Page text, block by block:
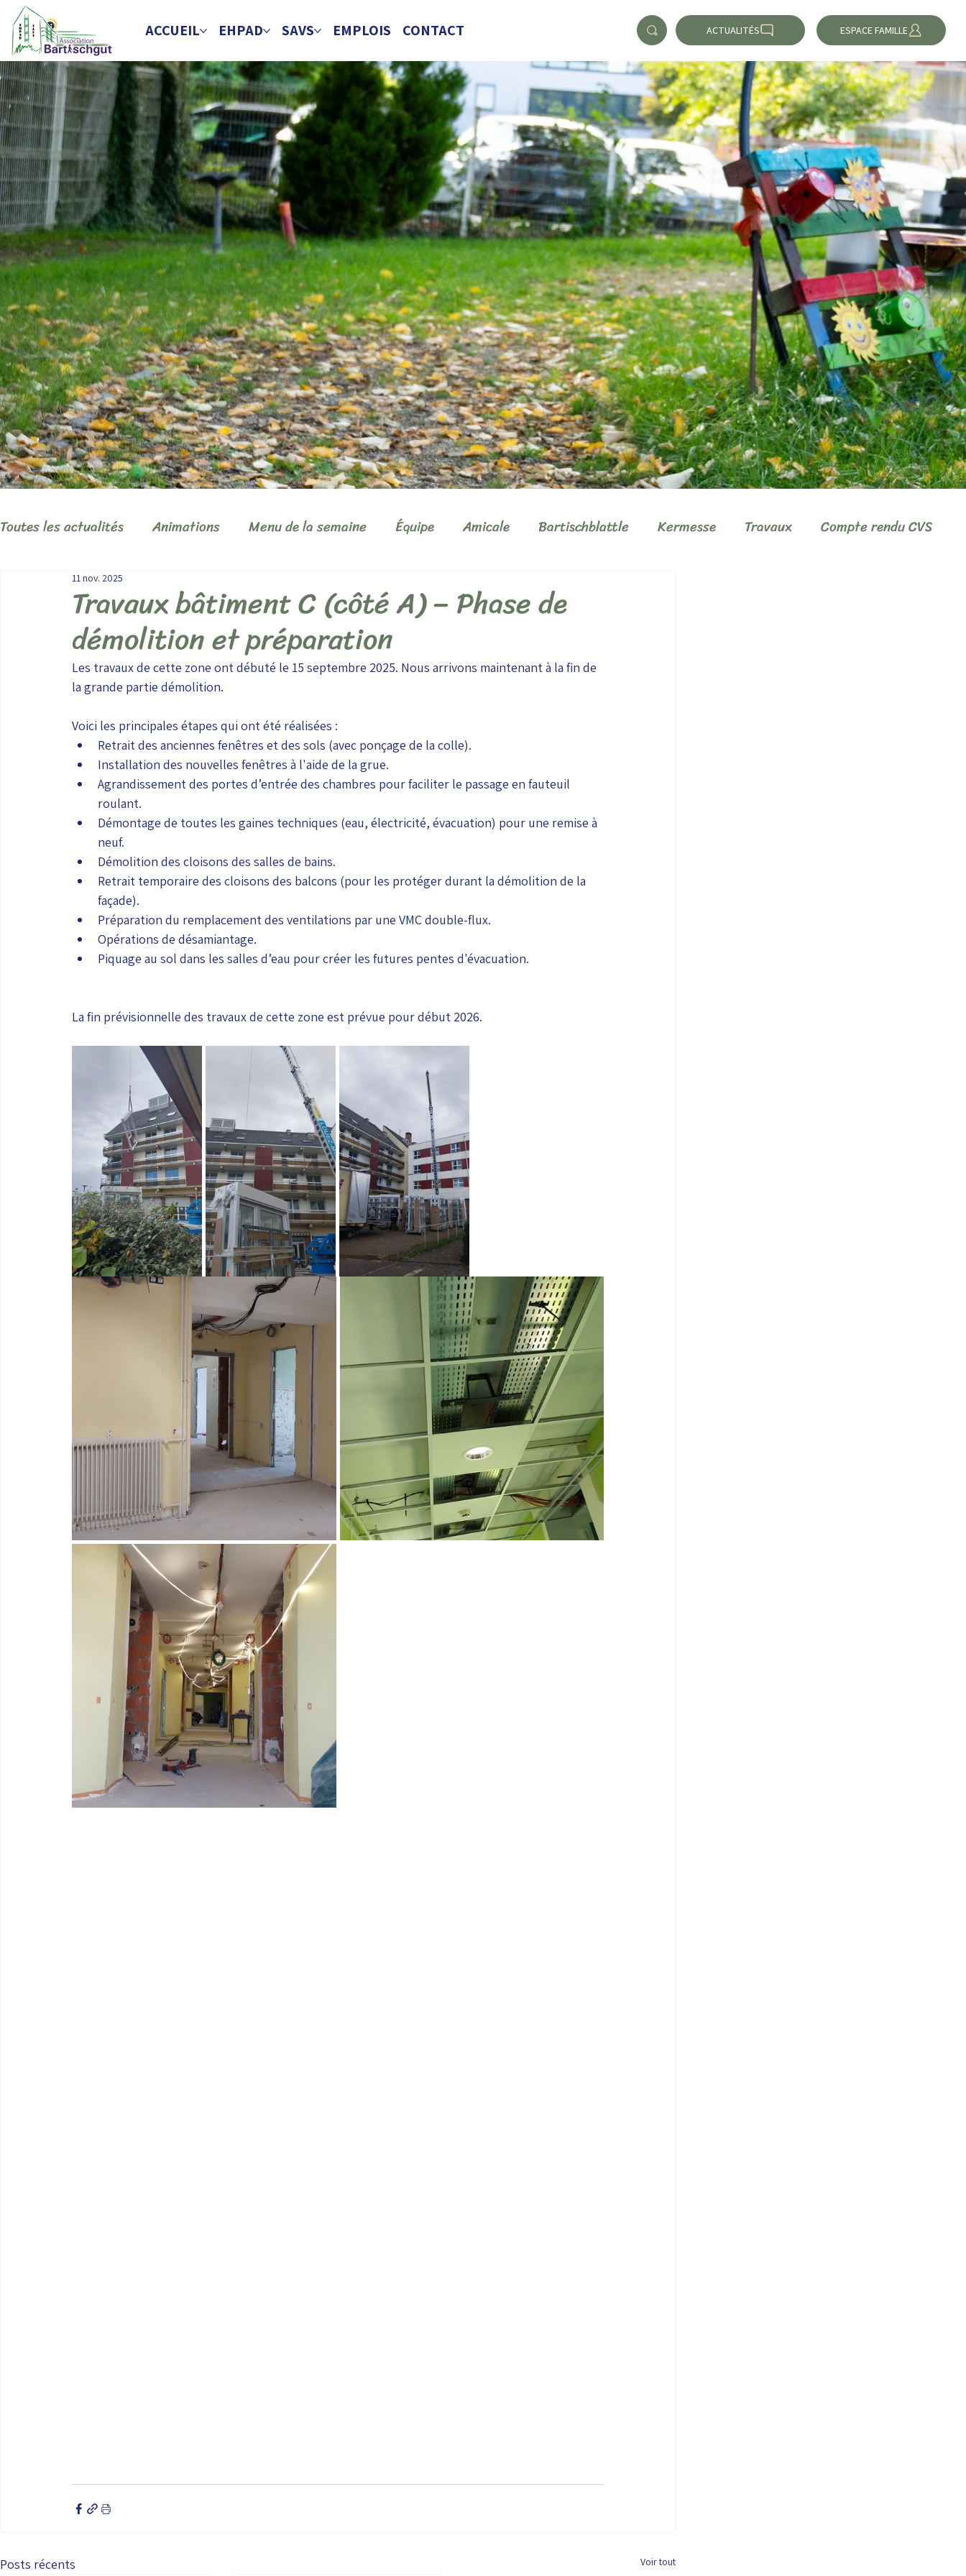
ACCUEIL EHPAD SAVS EMPLOIS CONTACT ACTUALITÉS ESPACE FAMILLE
Toutes les actualités Animations Menu de la semaine Équipe Amicale Bartischblattle Kermesse Travaux Compte rendu CVS
Travaux bâtiment C (côté A) – Phase de
démolition et préparation
11 nov. 2025
Les travaux de cette zone ont débuté le 15 septembre 2025. Nous arrivons maintenant à la fin de
la grande partie démolition.
Voici les principales étapes qui ont été réalisées :
Retrait des anciennes fenêtres et des sols (avec ponçage de la colle).
Installation des nouvelles fenêtres à l'aide de la grue.
Agrandissement des portes d’entrée des chambres pour faciliter le passage en fauteuil
roulant.
Démontage de toutes les gaines techniques (eau, électricité, évacuation) pour une remise à
neuf.
Démolition des cloisons des salles de bains.
Retrait temporaire des cloisons des balcons (pour les protéger durant la démolition de la
façade).
Préparation du remplacement des ventilations par une VMC double-flux.
Opérations de désamiantage.
Piquage au sol dans les salles d’eau pour créer les futures pentes d'évacuation.
La fin prévisionnelle des travaux de cette zone est prévue pour début 2026.
Posts récents Voir tout